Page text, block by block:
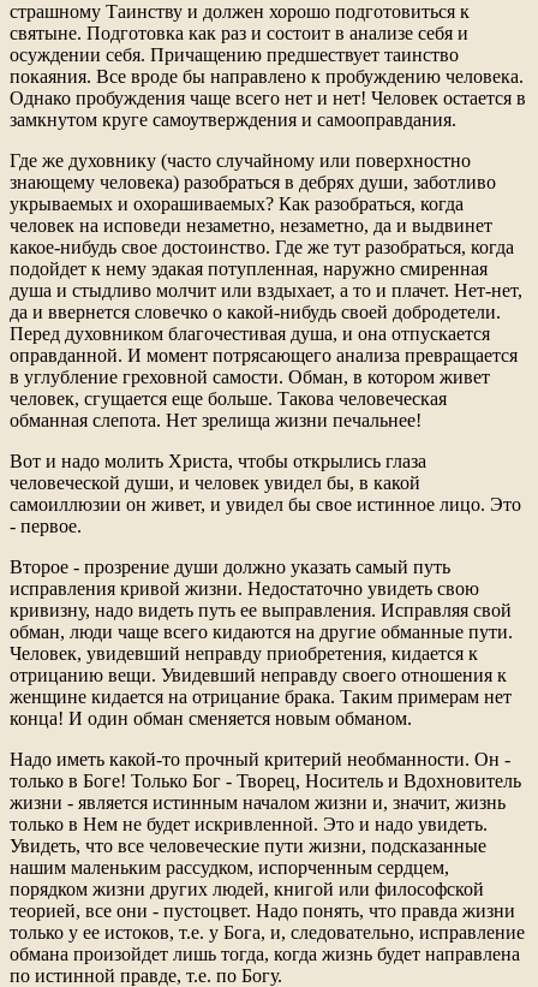
страшному Таинству и должен хорошо подготовиться к
святыне. Подготовка как раз и состоит в анализе себя и
осуждении себя. Причащению предшествует таинство
покаяния. Все вроде бы направлено к пробуждению человека.
Однако пробуждения чаще всего нет и нет! Человек остается в
замкнутом круге самоутверждения и самооправдания.
Где же духовнику (часто случайному или поверхностно
знающему человека) разобраться в дебрях души, заботливо
укрываемых и охорашиваемых? Как разобраться, когда
человек на исповеди незаметно, незаметно, да и выдвинет
какое-нибудь свое достоинство. Где же тут разобраться, когда
подойдет к нему эдакая потупленная, наружно смиренная
душа и стыдливо молчит или вздыхает, а то и плачет. Нет-нет,
да и ввернется словечко о какой-нибудь своей добродетели.
Перед духовником благочестивая душа, и она отпускается
оправданной. И момент потрясающего анализа превращается
в углубление греховной самости. Обман, в котором живет
человек, сгущается еще больше. Такова человеческая
обманная слепота. Нет зрелища жизни печальнее!
Вот и надо молить Христа, чтобы открылись глаза
человеческой души, и человек увидел бы, в какой
самоиллюзии он живет, и увидел бы свое истинное лицо. Это
- первое.
Второе - прозрение души должно указать самый путь
исправления кривой жизни. Недостаточно увидеть свою
кривизну, надо видеть путь ее выправления. Исправляя свой
обман, люди чаще всего кидаются на другие обманные пути.
Человек, увидевший неправду приобретения, кидается к
отрицанию вещи. Увидевший неправду своего отношения к
женщине кидается на отрицание брака. Таким примерам нет
конца! И один обман сменяется новым обманом.
Надо иметь какой-то прочный критерий необманности. Он -
только в Боге! Только Бог - Творец, Носитель и Вдохновитель
жизни - является истинным началом жизни и, значит, жизнь
только в Нем не будет искривленной. Это и надо увидеть.
Увидеть, что все человеческие пути жизни, подсказанные
нашим маленьким рассудком, испорченным сердцем,
порядком жизни других людей, книгой или философской
теорией, все они - пустоцвет. Надо понять, что правда жизни
только у ее истоков, т.е. у Бога, и, следовательно, исправление
обмана произойдет лишь тогда, когда жизнь будет направлена
по истинной правде, т.е. по Богу.